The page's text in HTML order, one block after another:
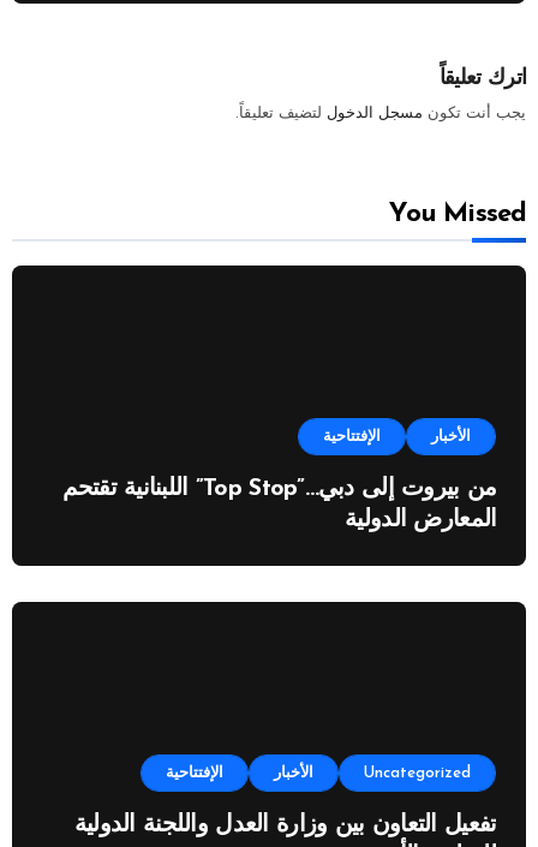
اترك تعليقاً
يجب أنت تكون مسجل الدخول لتضيف تعليقاً.
You Missed
الأخبار الإفتتاحية
من بيروت إلى دبي…”Top Stop” اللبنانية تقتحم
المعارض الدولية
Uncategorized الأخبار الإفتتاحية
تفعيل التعاون بين وزارة العدل واللجنة الدولية